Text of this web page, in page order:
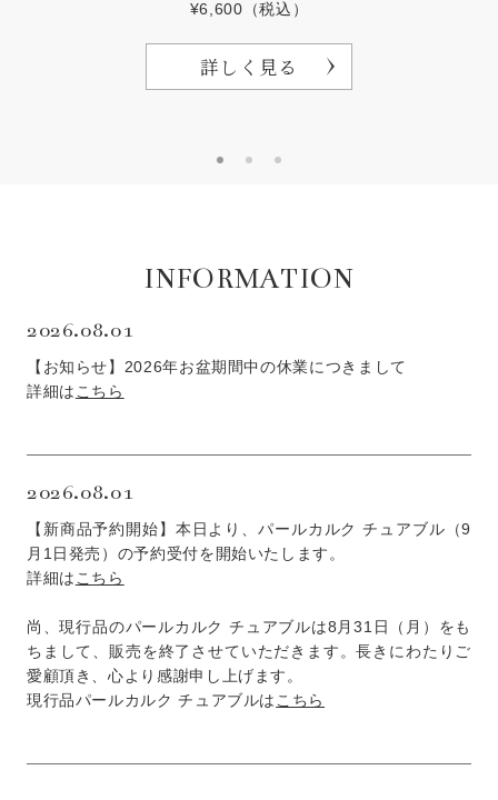
¥6,600（税込）
詳しく見る
INFORMATION
2026.08.01
【お知らせ】2026年お盆期間中の休業につきまして
詳細は こちら
2026.08.01
【新商品予約開始】本日より、パールカルク チュアブル（9
月1日発売）の予約受付を開始いたします。
詳細は こちら
尚、現行品のパールカルク チュアブルは8月31日（月）をも
ちまして、販売を終了させていただきます。長きにわたりご
愛顧頂き、心より感謝申し上げます。
現行品パールカルク チュアブルは こちら